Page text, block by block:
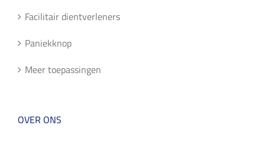
Facilitair dientverleners
Paniekknop
Meer toepassingen
OVER ONS